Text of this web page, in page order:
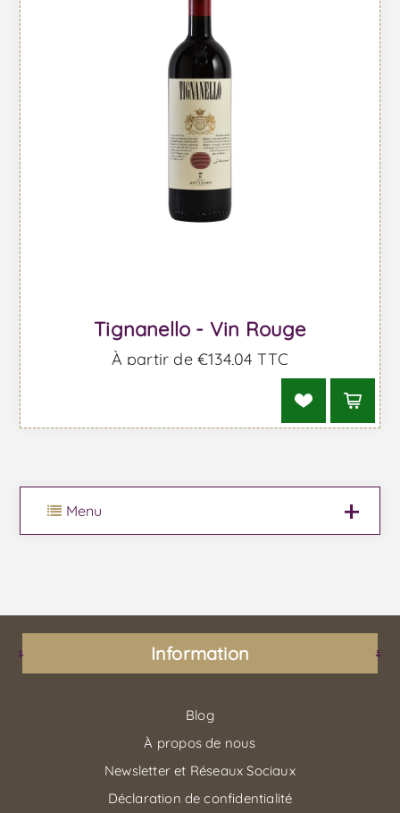
Tignanello - Vin Rouge
À partir de €134,04 TTC
Menu
Information
Blog
À propos de nous
Newsletter et Réseaux Sociaux
Déclaration de confidentialité